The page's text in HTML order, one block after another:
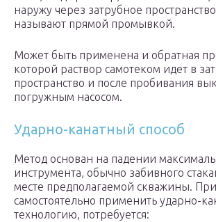
наружу через затрубное
называют прямой промывкой.
Может быть применена и обратная
которой раствор самотеком идет в
пространство и после пробивания
погружным насосом.
Ударно-канатный способ
Метод основан на падении
инструмента, обычно забивного
месте предполагаемой скважины.
самостоятельно применить ударно-
технологию, потребуется: